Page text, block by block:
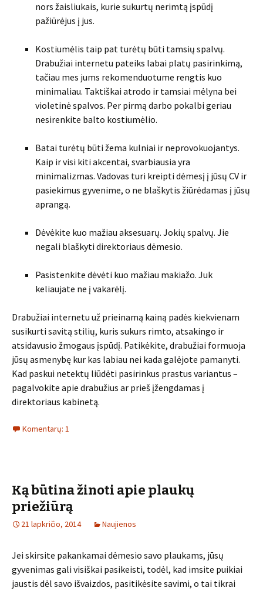
nors žaisliukais, kurie sukurtų nerimtą įspūdį
pažiūrėjus į jus.
Kostiumėlis taip pat turėtų būti tamsių spalvų.
Drabužiai internetu pateiks labai platų pasirinkimą,
tačiau mes jums rekomenduotume rengtis kuo
minimaliau. Taktiškai atrodo ir tamsiai mėlyna bei
violetinė spalvos. Per pirmą darbo pokalbi geriau
nesirenkite balto kostiumėlio.
Batai turėtų būti žema kulniai ir neprovokuojantys.
Kaip ir visi kiti akcentai, svarbiausia yra
minimalizmas. Vadovas turi kreipti dėmesį į jūsų CV ir
pasiekimus gyvenime, o ne blaškytis žiūrėdamas į jūsų
aprangą.
Dėvėkite kuo mažiau aksesuarų. Jokių spalvų. Jie
negali blaškyti direktoriaus dėmesio.
Pasistenkite dėvėti kuo mažiau makiažo. Juk
keliaujate ne į vakarėlį.
Drabužiai internetu už prieinamą kainą padės kiekvienam
susikurti savitą stilių, kuris sukurs rimto, atsakingo ir
atsidavusio žmogaus įspūdį. Patikėkite, drabužiai formuoja
jūsų asmenybę kur kas labiau nei kada galėjote pamanyti.
Kad paskui netektų liūdėti pasirinkus prastus variantus –
pagalvokite apie drabužius ar prieš įžengdamas į
direktoriaus kabinetą.
Komentarų: 1
Ką būtina žinoti apie plaukų
priežiūrą
21 lapkričio, 2014 Naujienos
Jei skirsite pakankamai dėmesio savo plaukams, jūsų
gyvenimas gali visiškai pasikeisti, todėl, kad imsite puikiai
jaustis dėl savo išvaizdos, pasitikėsite savimi, o tai tikrai